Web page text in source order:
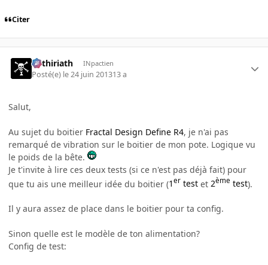
Citer
Mithiriath INpactien
Posté(e) le 24 juin 201313 a
Salut,
Au sujet du boitier Fractal Design Define R4, je n'ai pas
remarqué de vibration sur le boitier de mon pote. Logique vu
le poids de la bête.
Je t'invite à lire ces deux tests (si ce n'est pas déjà fait) pour
que tu ais une meilleur idée du boitier (1 er test et 2ème test).
Il y aura assez de place dans le boitier pour ta config.
Sinon quelle est le modèle de ton alimentation?
Config de test: